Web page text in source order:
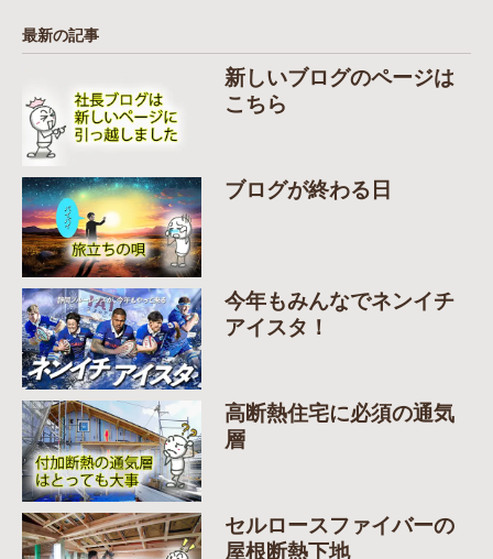
最新の記事
新しいブログのページは
こちら
ブログが終わる日
今年もみんなでネンイチ
アイスタ！
高断熱住宅に必須の通気
層
セルロースファイバーの
屋根断熱下地